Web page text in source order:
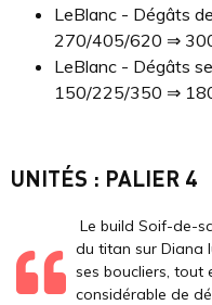
LeBlanc - Dégâts
270/405/620 ⇒
LeBlanc - Dégâts
150/225/350 ⇒
UNITÉS : PALIER 4
Le build Soif-de-
du titan sur Diana
ses boucliers, tout
considérable de